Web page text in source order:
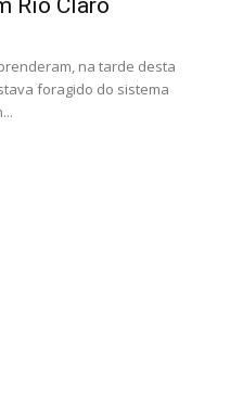
na tarde desta
foragido do sistema